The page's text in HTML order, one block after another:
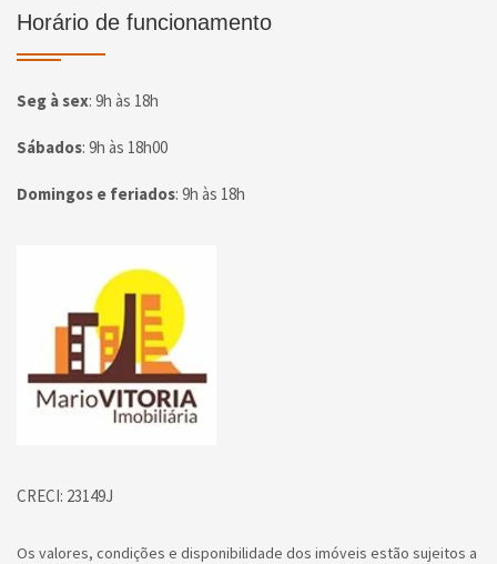
Horário de funcionamento
Seg à sex: 9h às 18h
Sábados: 9h às 18h00
Domingos e feriados: 9h às 18h
Página inicial
CRECI: 23149J
Os valores, condições e disponibilidade dos imóveis estão sujeitos a